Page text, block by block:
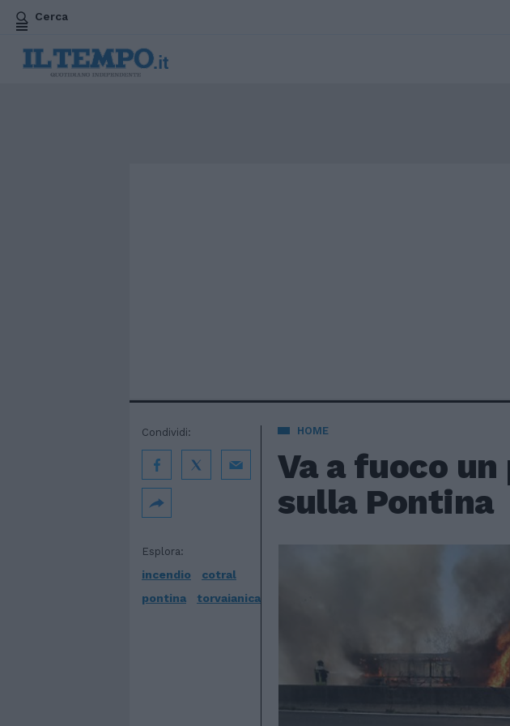
Cerca
HOME
Va a fuoco
sulla Pontina
Esplora:
incendio
cotral
pontina
torvaianica
Condividi: